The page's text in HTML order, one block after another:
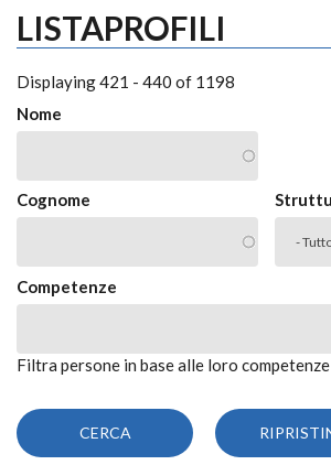
LISTAPROFILI
Displaying 421 - 440 of 1198
Nome
Cognome
Competenze
Filtra persone in base alle loro competenze